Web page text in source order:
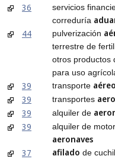
36
servicios
correduría
44
pulverización
terrestre de
otros productos
para uso
39 transporte
39
transportes
39
alquiler de
39
alquiler de
aeronaves
37
afilado de